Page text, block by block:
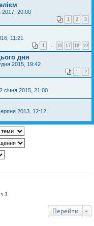
2017, 20:00
1 2 3
11:21
1 16 17 18 19
дня
2015, 19:42
1 2
січня 2015, 21:00
2013, 12:12
з 1
Перейти